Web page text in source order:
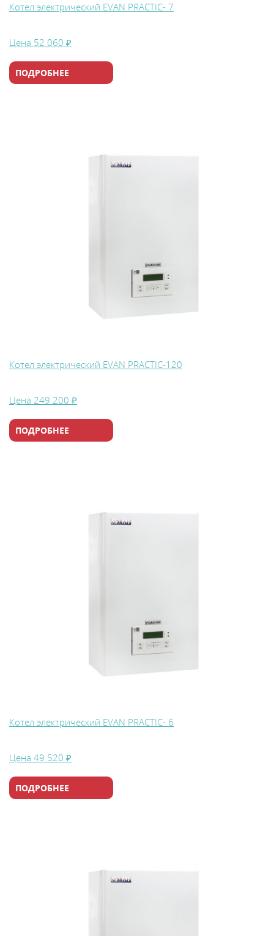
Котел электрический EVAN PRACTIC- 7
Цена 52 060 ₽
ПОДРОБНЕЕ
Котел электрический EVAN PRACTIC-120
Цена 249 200 ₽
ПОДРОБНЕЕ
Котел электрический EVAN PRACTIC- 6
Цена 49 520 ₽
ПОДРОБНЕЕ